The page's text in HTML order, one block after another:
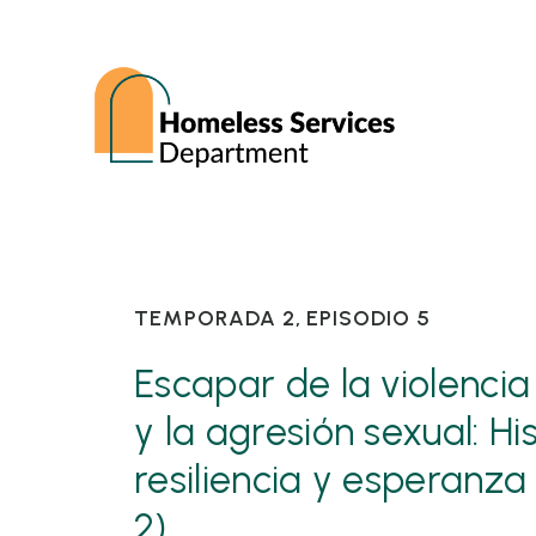
TEMPORADA 2, EPISODIO 5
Escapar de la
y la agresión sexual:
resiliencia y